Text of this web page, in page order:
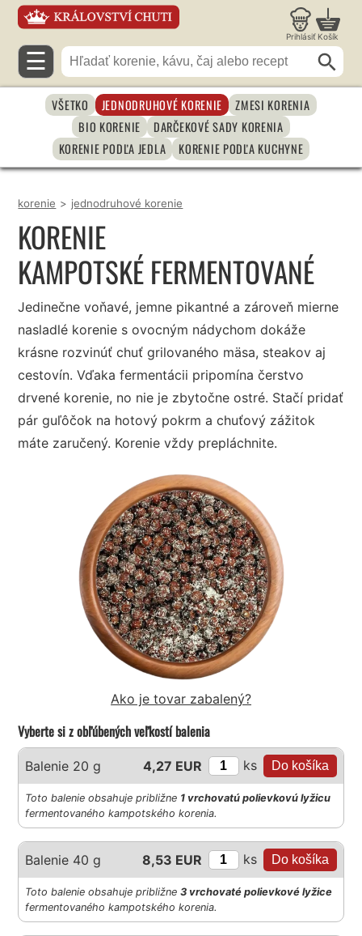
Prihlásiť Košík
☰
VŠETKO JEDNODRUHOVÉ KORENIE
ZMESI KORENIA
BIO KORENIE
DARČEKOVÉ SADY KORENIA
KORENIE PODĽA JEDLA
KORENIE PODĽA KUCHYNE
korenie > jednodruhové korenie
KORENIE
KAMPOTSKÉ FERMENTOVANÉ
Jedinečne voňavé, jemne pikantné a zároveň mierne
nasladlé korenie s ovocným nádychom dokáže
krásne rozvinúť chuť grilovaného mäsa, steakov aj
cestovín. Vďaka fermentácii pripomína čerstvo
drvené korenie, no nie je zbytočne ostré. Stačí pridať
pár guľôčok na hotový pokrm a chuťový zážitok
máte zaručený. Korenie vždy prepláchnite.
Ako je tovar zabalený?
Vyberte si z obľúbených veľkostí balenia
Balenie 20 g 4,27 EUR ks
Toto balenie obsahuje približne 1 vrchovatú polievkovú lyžicu
fermentovaného kampotského korenia.
Balenie 40 g 8,53 EUR ks
Toto balenie obsahuje približne3 vrchovaté polievkové lyžice
fermentovaného kampotského korenia.